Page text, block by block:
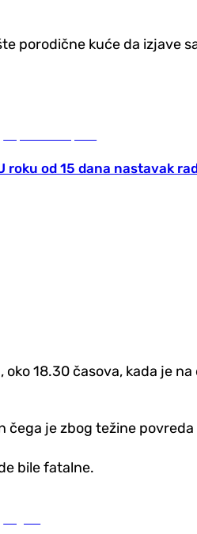
porodične kuće da izjave
roku od 15 dana nastavak
18.30 časova, kada je
čega je zbog težine
bile fatalne.